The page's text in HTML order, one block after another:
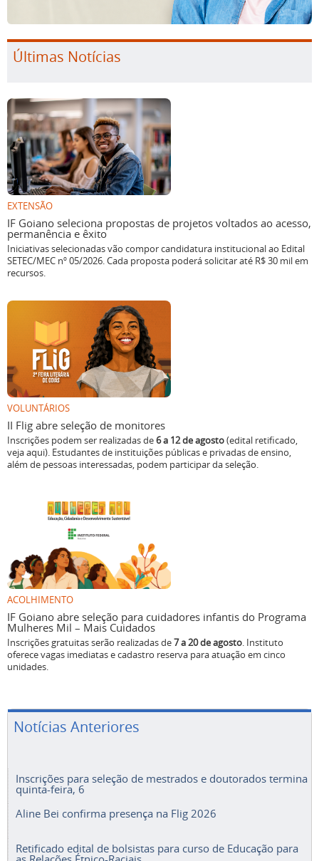
Últimas Notícias
EXTENSÃO
IF Goiano seleciona propostas de projetos voltados ao acesso,
permanência e êxito
Iniciativas selecionadas vão compor candidatura institucional ao Edital
SETEC/MEC nº 05/2026. Cada proposta poderá solicitar até R$ 30 mil em
recursos.
VOLUNTÁRIOS
II Flig abre seleção de monitores
Inscrições podem ser realizadas de6 a 12 de agosto(edital retificado,
veja aqui). Estudantes de instituições públicas e privadas de ensino,
além de pessoas interessadas, podem participar da seleção.
ACOLHIMENTO
IF Goiano abre seleção para cuidadores infantis do Programa
Mulheres Mil – Mais Cuidados
Inscrições gratuitas serão realizadas de7 a 20 de agosto. Instituto
oferece vagas imediatas e cadastro reserva para atuação em cinco
unidades.
Notícias Anteriores
Inscrições para seleção de mestrados e doutorados termina
quinta-feira, 6
Aline Bei confirma presença na Flig 2026
Retificado edital de bolsistas para curso de Educação para